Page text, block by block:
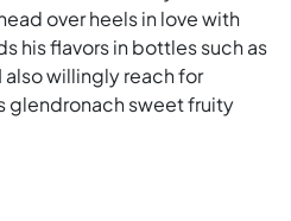
over heels in love with
his flavors in bottles such as
willingly reach for
glendronach sweet fruity